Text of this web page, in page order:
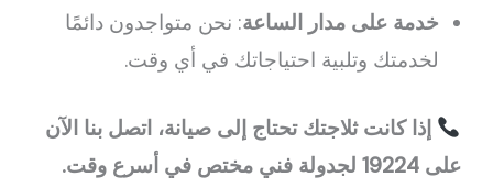
خدمة على مدار الساعة: نحن متواجدون دائمًا
لخدمتك وتلبية احتياجاتك في أي وقت.
إذا كانت ثلاجتك تحتاج إلى صيانة، اتصل بنا الآن
على 19224 لجدولة فني مختص في أسرع وقت.